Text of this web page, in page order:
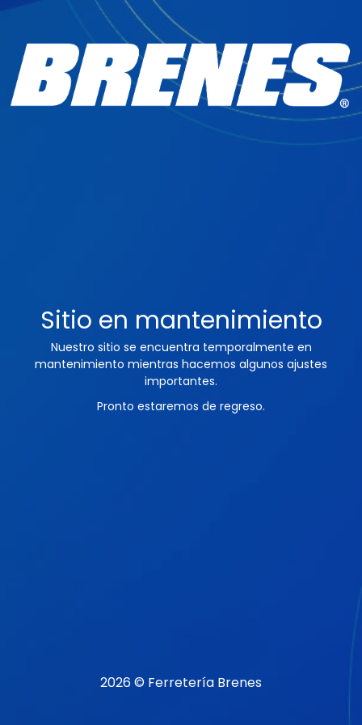
Sitio en mantenimiento
Nuestro sitio se encuentra temporalmente en
mantenimiento mientras hacemos algunos ajustes
importantes.
Pronto estaremos de regreso.
2026 © Ferretería Brenes